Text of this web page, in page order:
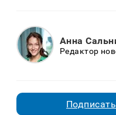
Анна
Редактор